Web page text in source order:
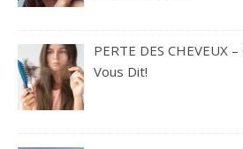
PERTE DES CHEVEUX
Vous Dit!